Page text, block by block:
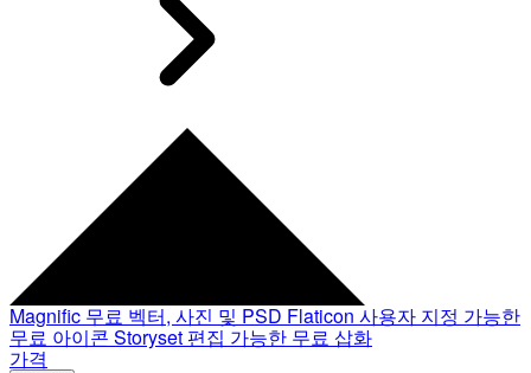
Magnific 무료 벡터, 사진 및 PSD Flaticon 사용자 지정 가능한
무료 아이콘 Storyset 편집 가능한 무료 삽화
가격